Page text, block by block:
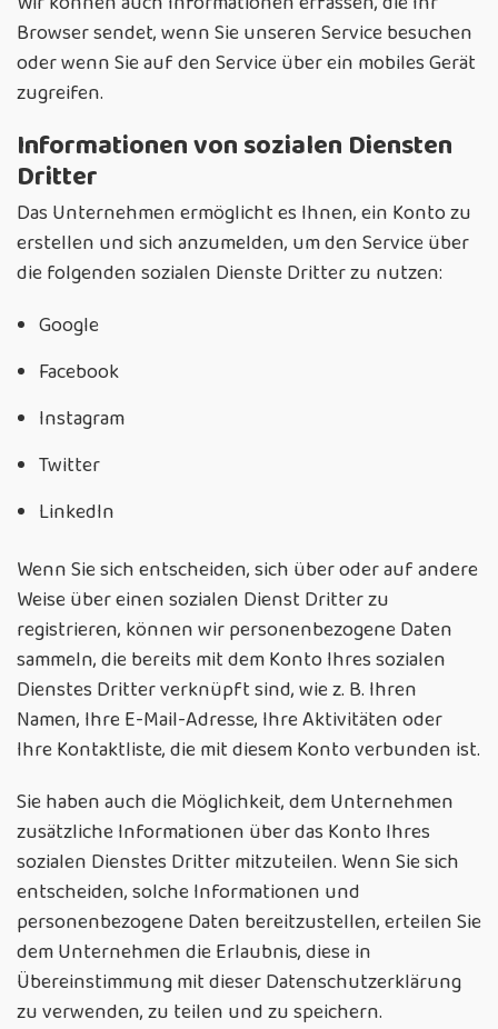
Browser sendet, wenn Sie unseren Service besuchen
oder wenn Sie auf den Service über ein mobiles Gerät
zugreifen.
Informationen von sozialen Diensten
Dritter
Das Unternehmen ermöglicht es Ihnen, ein Konto zu
erstellen und sich anzumelden, um den Service über
die folgenden sozialen Dienste Dritter zu nutzen:
Google
Facebook
Instagram
Twitter
LinkedIn
Wenn Sie sich entscheiden, sich über oder auf andere
Weise über einen sozialen Dienst Dritter zu
registrieren, können wir personenbezogene Daten
sammeln, die bereits mit dem Konto Ihres sozialen
Dienstes Dritter verknüpft sind, wie z. B. Ihren
Namen, Ihre E-Mail-Adresse, Ihre Aktivitäten oder
Ihre Kontaktliste, die mit diesem Konto verbunden ist.
Sie haben auch die Möglichkeit, dem Unternehmen
zusätzliche Informationen über das Konto Ihres
sozialen Dienstes Dritter mitzuteilen. Wenn Sie sich
entscheiden, solche Informationen und
personenbezogene Daten bereitzustellen, erteilen Sie
dem Unternehmen die Erlaubnis, diese in
Übereinstimmung mit dieser Datenschutzerklärung
zu verwenden, zu teilen und zu speichern.